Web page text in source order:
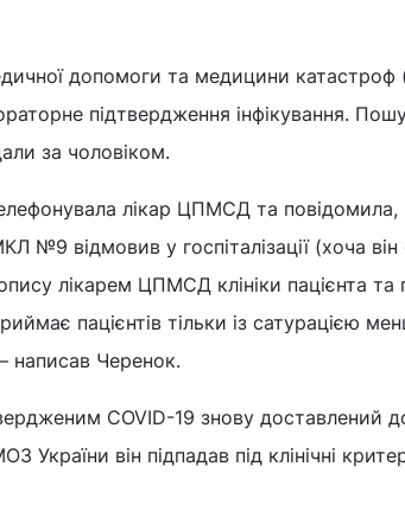
допомоги та медицини
підтвердження інфікування.
за чоловіком.
лікар ЦПМСД та
№9 відмовив у госпіталізації (хоча
лікарем ЦПМСД клініки пацієнта та
пацієнтів тільки із сатурацією
Черенок.
COVID-19 знову доставлений
він підпадав під клінічні